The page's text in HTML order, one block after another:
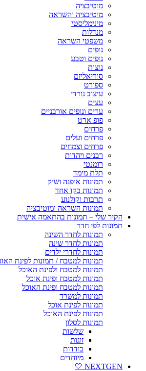
מוטיבציה
מוטיבציה והשראה
מינימליסטי
מנדלות
משפטי השראה
נופים
נופים וטבע
נוצות
סוריאליזם
ספורט
עיצוב נורדי
עצים
ערים ונופים אורבניים
פופ ארט
פרחים
פרחים ועלים
פרחים וצמחים
רבנים ויהדות
רומנטי
תלת מימד
תמונות אופנה ושיק
תמונות בקו אחד
תרבות וקולנוע
תמונות השראה ומוטיבציה
הקיר שלי – תמונות בהתאמה אישית
תמונות לפי חדר
תמונות לחדר השינה
תמונות לחדר שינה
תמונות לחדרי ילדים
תמונות למטבח / תמונות לפינת
תמונות למטבח ולפינת האוכל
תמונות למטבח ופינת אוכל
תמונות למטבח ופינת האוכל
תמונות למשרד
תמונות לפינת אוכל
תמונות לפינת האוכל
תמונות לסלון
שלשות
זוגות
בודדות
מיוחדים
NEXTGEN 🤍